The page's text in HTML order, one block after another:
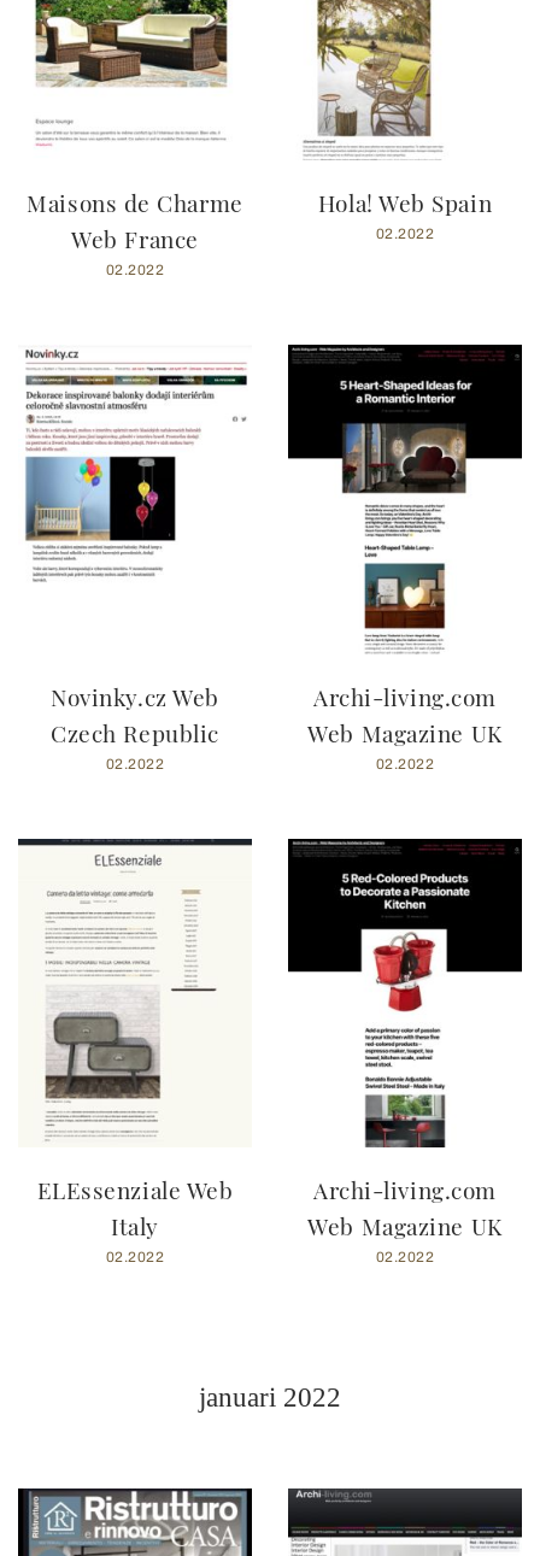
Maisons de Charme
Web France
02.2022
Hola! Web Spain
02.2022
Novinky.cz Web
Czech Republic
02.2022
Archi-living.com
Web Magazine UK
02.2022
ELEssenziale Web
Italy
02.2022
Archi-living.com
Web Magazine UK
02.2022
januari 2022